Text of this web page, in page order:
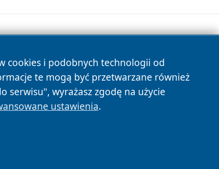
cookies i podobnych technologii od
te mogą być przetwarzane również
serwisu", wyrażasz zgodę na użycie
ustawienia.